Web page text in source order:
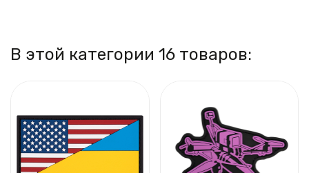
В этой категории 16 товаров: